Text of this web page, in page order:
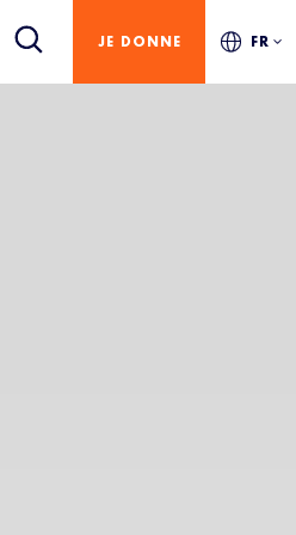
JE DONNE FR